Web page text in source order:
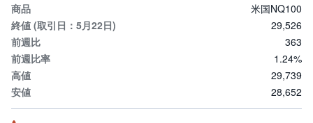
オ
プ
シ
ョ
ン
先
物
・
オ
米国NQ100
29,526
363
1.24%
29,739
28,652